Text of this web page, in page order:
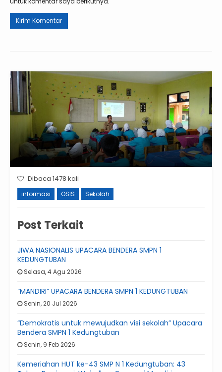
Dibaca 1478 kali
informasi OSIS Sekolah
Post Terkait
JIWA NASIONALIS UPACARA BENDERA SMPN 1
KEDUNGTUBAN
Selasa, 4 Agu 2026
“MANDIRI” UPACARA BENDERA SMPN 1 KEDUNGTUBAN
Senin, 20 Jul 2026
“Demokratis untuk mewujudkan visi sekolah” Upacara
Bendera SMPN 1 Kedungtuban
Senin, 9 Feb 2026
Kemeriahan HUT ke-43 SMP N 1 Kedungtuban: 43